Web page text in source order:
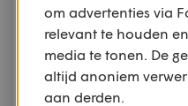
om advertenties via
relevant te houden
media te tonen. De
altijd anoniem
aan derden.